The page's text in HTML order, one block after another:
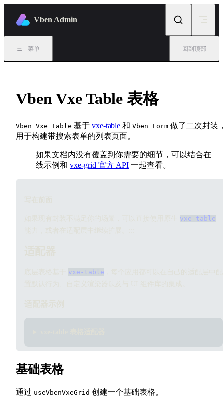
Vben Admin
菜单 回到顶部
Vben Vxe Table 表格
Vben Vxe Table 基于 vxe-table 和 Vben Form 做了二次封装
用于构建带搜索表单的列表页面。
如果文档内没有覆盖到你需要的细节，可以结合在
线示例和 vxe-grid 官方 API 一起查看。
vxe-table
vxe-table
基础表格
通过 useVbenVxeGrid 创建一个基础表格。